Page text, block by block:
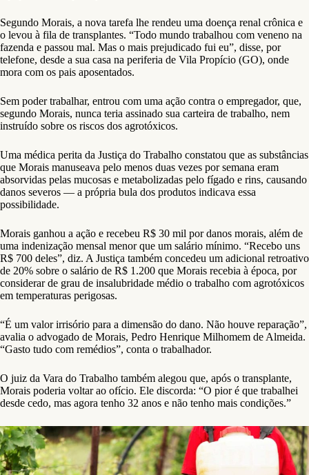
Segundo Morais, a nova tarefa lhe rendeu uma doença renal crônica e
o levou à fila de transplantes. “Todo mundo trabalhou com veneno na
fazenda e passou mal. Mas o mais prejudicado fui eu”, disse, por
telefone, desde a sua casa na periferia de Vila Propício (GO), onde
mora com os pais aposentados.
Sem poder trabalhar, entrou com uma ação contra o empregador, que,
segundo Morais, nunca teria assinado sua carteira de trabalho, nem
instruído sobre os riscos dos agrotóxicos.
Uma médica perita da Justiça do Trabalho constatou que as substâncias
que Morais manuseava pelo menos duas vezes por semana eram
absorvidas pelas mucosas e metabolizadas pelo fígado e rins, causando
danos severos — a própria bula dos produtos indicava essa
possibilidade.
Morais ganhou a ação e recebeu R$ 30 mil por danos morais, além de
uma indenização mensal menor que um salário mínimo. “Recebo uns
R$ 700 deles”, diz. A Justiça também concedeu um adicional retroativo
de 20% sobre o salário de R$ 1.200 que Morais recebia à época, por
considerar de grau de insalubridade médio o trabalho com agrotóxicos
em temperaturas perigosas.
“É um valor irrisório para a dimensão do dano. Não houve reparação”,
avalia o advogado de Morais, Pedro Henrique Milhomem de Almeida.
“Gasto tudo com remédios”, conta o trabalhador.
O juiz da Vara do Trabalho também alegou que, após o transplante,
Morais poderia voltar ao ofício. Ele discorda: “O pior é que trabalhei
desde cedo, mas agora tenho 32 anos e não tenho mais condições.”